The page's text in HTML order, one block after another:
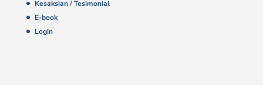
Kesaksian / Tesimonial
E-book
Login